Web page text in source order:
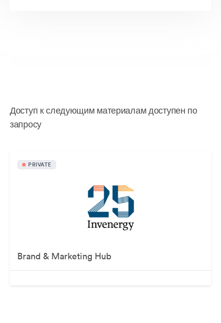
Доступ к следующим материалам доступен по
запросу
PRIVATE
Brand & Marketing Hub